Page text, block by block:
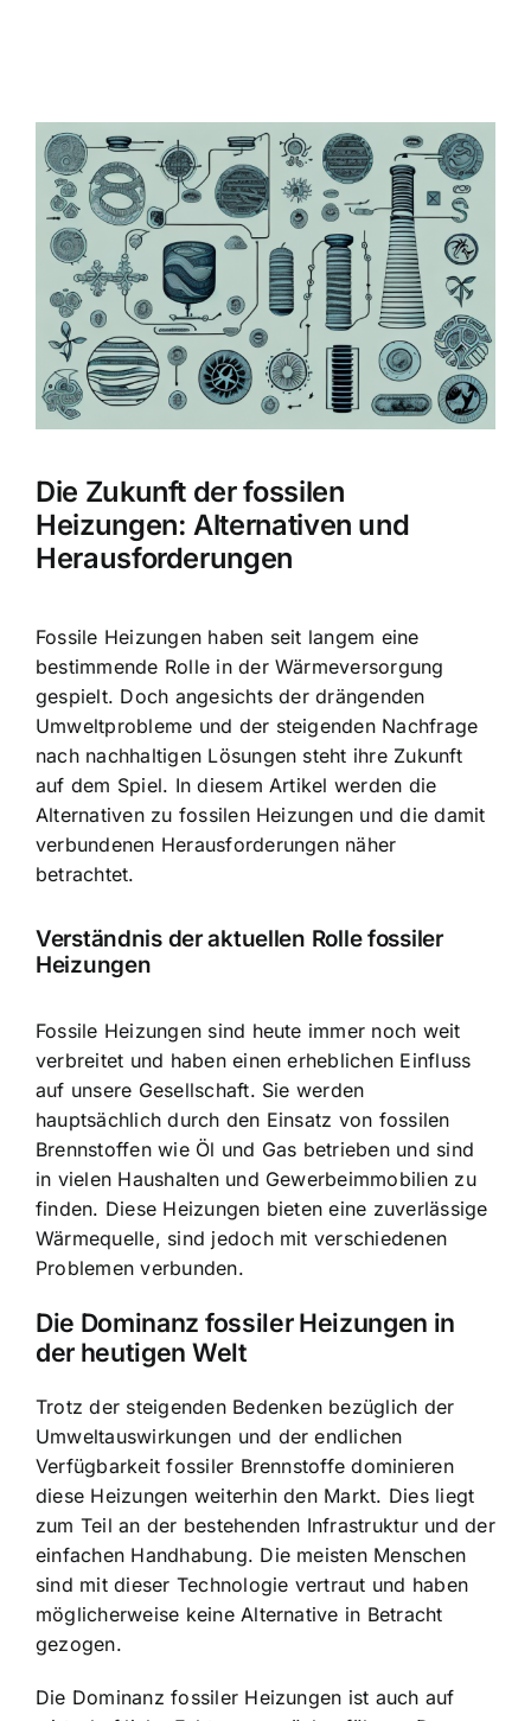
Zeige
grösseres
Bild
Die Zukunft der fossilen
Heizungen: Alternativen und
Herausforderungen
Fossile Heizungen haben seit langem eine
bestimmende Rolle in der Wärmeversorgung
gespielt. Doch angesichts der drängenden
Umweltprobleme und der steigenden Nachfrage
nach nachhaltigen Lösungen steht ihre Zukunft
auf dem Spiel. In diesem Artikel werden die
Alternativen zu fossilen Heizungen und die damit
verbundenen Herausforderungen näher
betrachtet.
Verständnis der aktuellen Rolle fossiler
Heizungen
Fossile Heizungen sind heute immer noch weit
verbreitet und haben einen erheblichen Einfluss
auf unsere Gesellschaft. Sie werden
hauptsächlich durch den Einsatz von fossilen
Brennstoffen wie Öl und Gas betrieben und sind
in vielen Haushalten und Gewerbeimmobilien zu
finden. Diese Heizungen bieten eine zuverlässige
Wärmequelle, sind jedoch mit verschiedenen
Problemen verbunden.
Die Dominanz fossiler Heizungen in
der heutigen Welt
Trotz der steigenden Bedenken bezüglich der
Umweltauswirkungen und der endlichen
Verfügbarkeit fossiler Brennstoffe dominieren
diese Heizungen weiterhin den Markt. Dies liegt
zum Teil an der bestehenden Infrastruktur und der
einfachen Handhabung. Die meisten Menschen
sind mit dieser Technologie vertraut und haben
möglicherweise keine Alternative in Betracht
gezogen.
Die Dominanz fossiler Heizungen ist auch auf